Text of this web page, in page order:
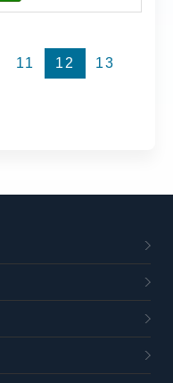
11 12
13